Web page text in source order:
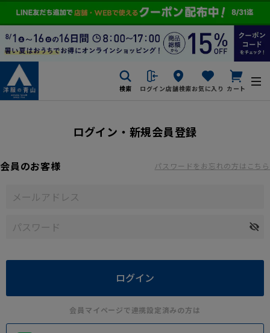
検索 ログイン店舗検索お気に入り カート
ログイン・新規会員登録
会員のお客様 パスワードをお忘れの方はこちら
会員マイページで連携設定済みの方は